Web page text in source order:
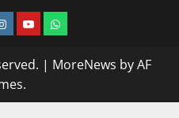
youtubewhatsapp
| MoreNews by AF